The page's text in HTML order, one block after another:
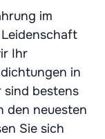
im
Ihr
in
sind bestens
den neuesten
Sie sich